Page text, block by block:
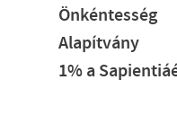
Önkéntesség
Alapítvány
1% a